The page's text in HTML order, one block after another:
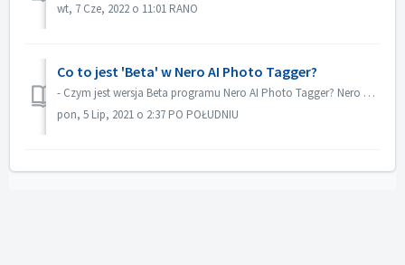
wt, 7 Cze, 2022 o 11:01 RANO
Co to jest 'Beta' w Nero AI Photo Tagger?
- Czym jest wersja Beta programu Nero AI Photo Tagger? Nero AI Photo Tagger Beta pozwala użytkownikom na wypróbowanie funkcji przed wydaniem. Informacje zw...
pon, 5 Lip, 2021 o 2:37 PO POŁUDNIU